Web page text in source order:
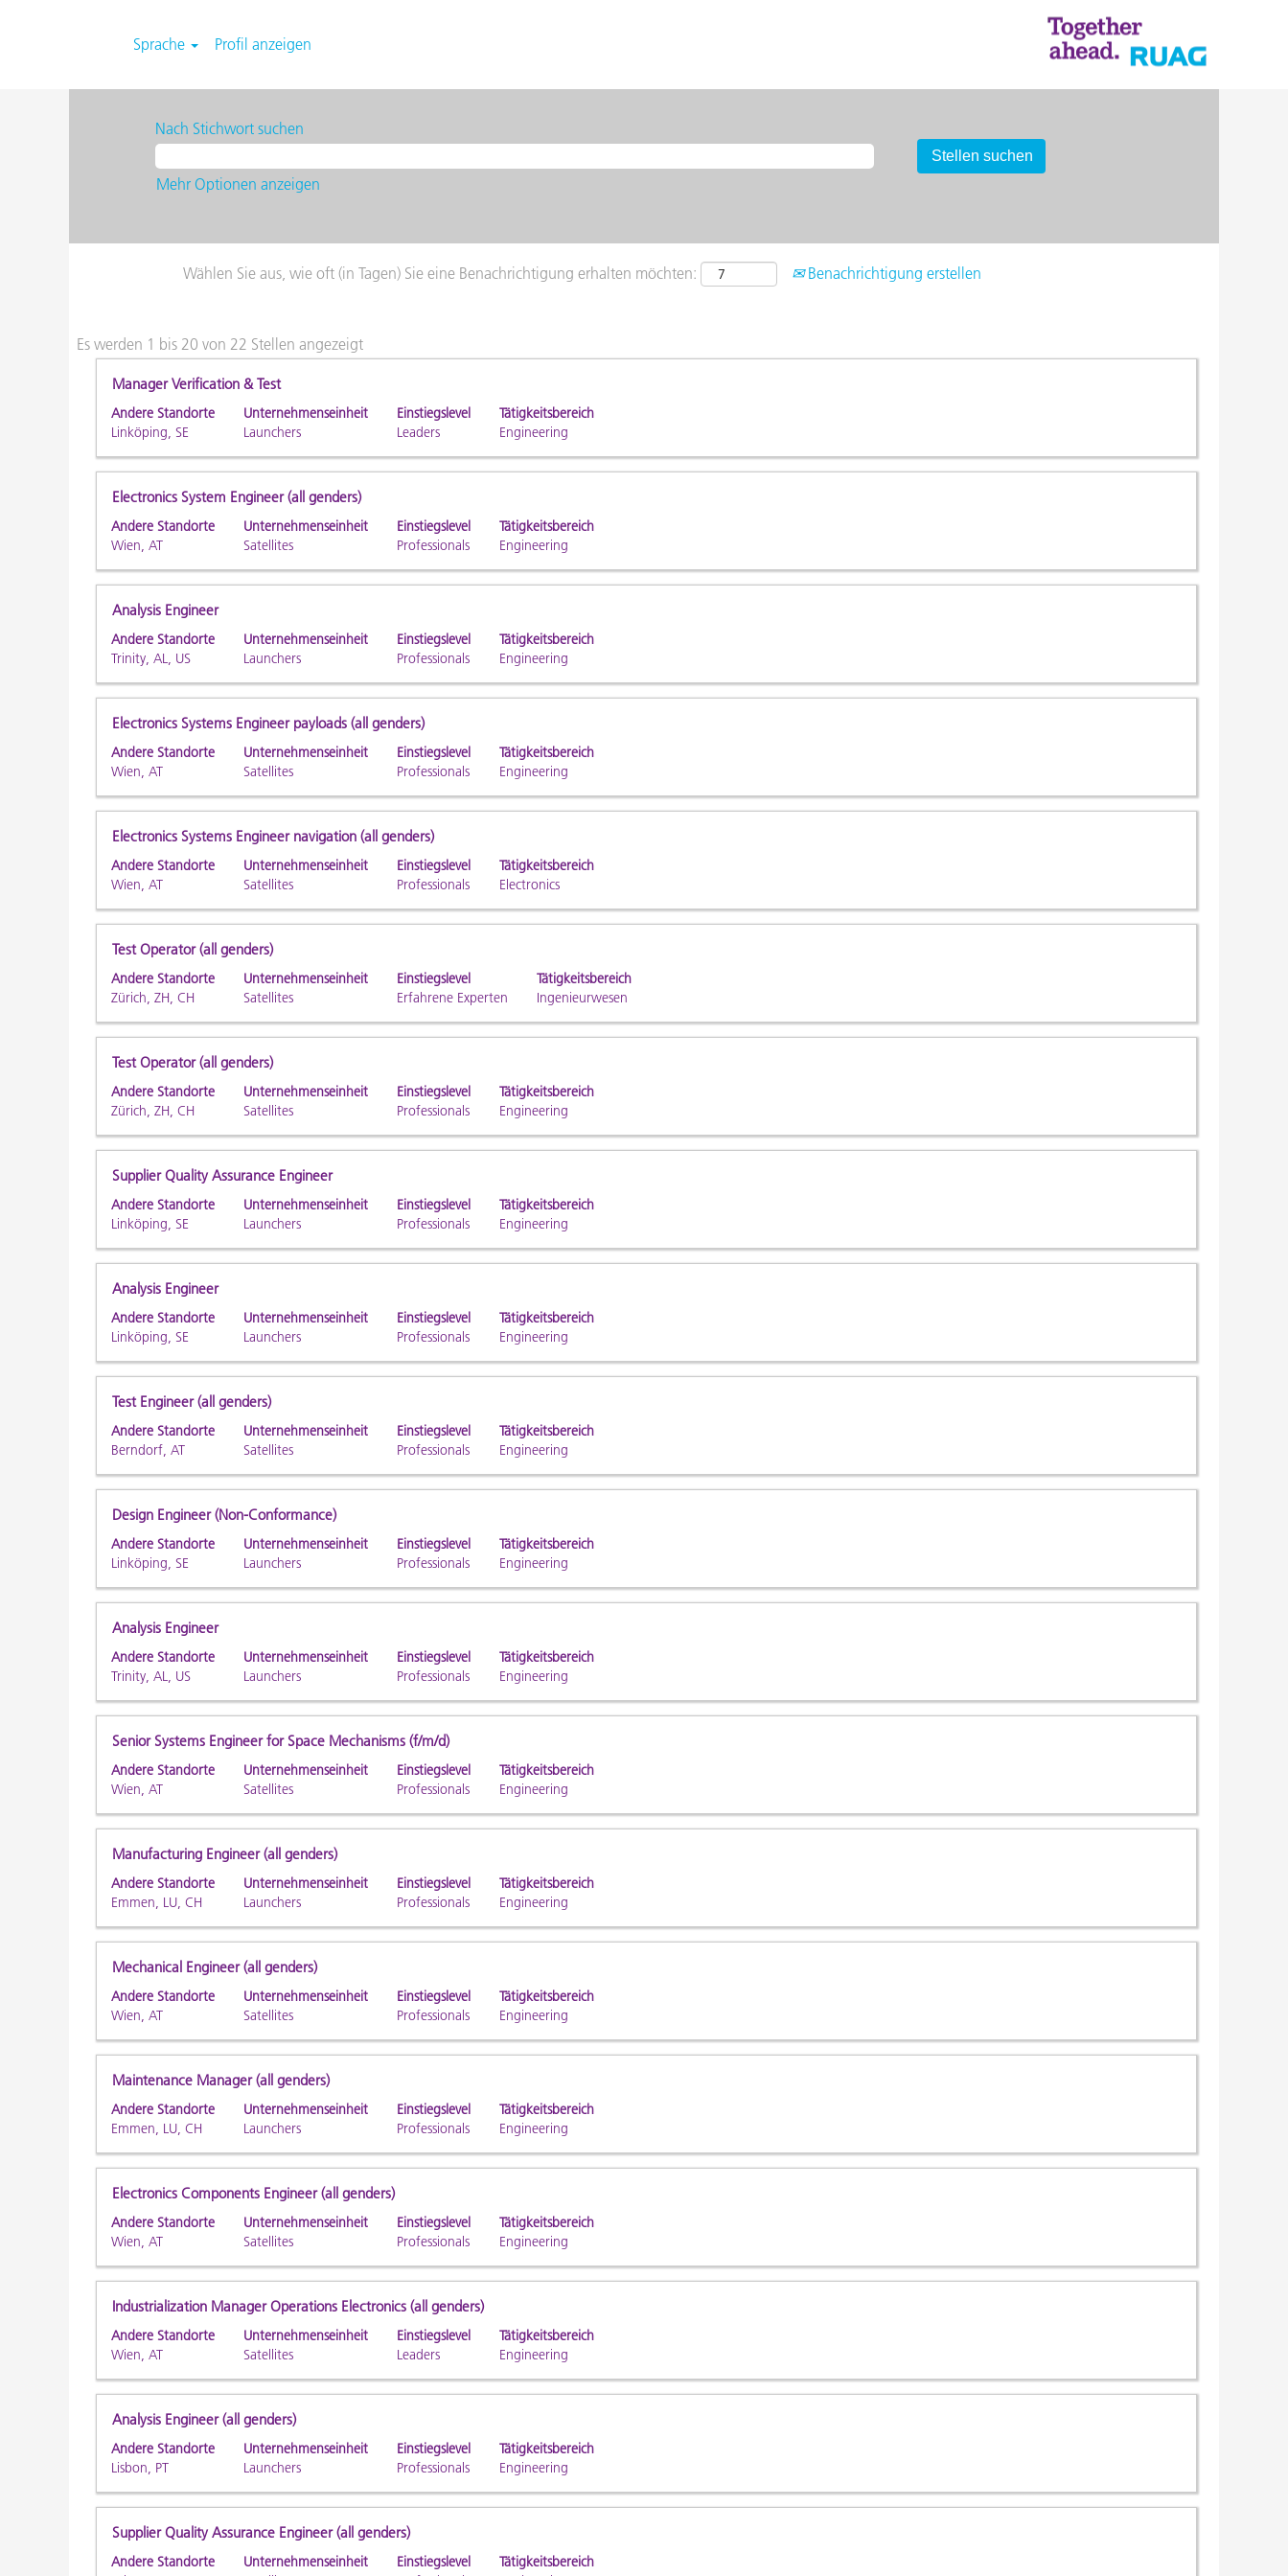
Sprache Profil anzeigen
EngineeringNach Stichwort suchen
Mehr Optionen anzeigen
Wählen Sie aus, wie oft (in Tagen) Sie eine Benachrichtigung erhalten möchten: Benachrichtigung erstellen
Es werden 1 bis 20 von 22 Stellen angezeigtSuchergebnisse
für
Es
werden
bis
22
Stellen
angezeigt
die
Tabulatortaste,
um
durch
die
Stellenliste
Sie
eine
Stelle
um
anzuzeigen.
Stellenbezeichnung
Manager Verification & Test
Andere Standorte
Linköping, SE
Unternehmenseinheit
Launchers
Einstiegslevel
Leaders
Tätigkeitsbereich
Engineering
Drücken
Sie
die
um
die
Stelleninformationen
vollständig
anzuzeigen.
Stellenbezeichnung
Electronics System Engineer (all genders)
Andere Standorte
Wien, AT
Unternehmenseinheit
Satellites
Einstiegslevel
Professionals
Tätigkeitsbereich
Engineering
Drücken
Sie
die
um
die
Stelleninformationen
vollständig
anzuzeigen.
Stellenbezeichnung
Analysis Engineer
Andere Standorte
Trinity, AL, US
Unternehmenseinheit
Launchers
Einstiegslevel
Professionals
Tätigkeitsbereich
Engineering
Drücken
Sie
die
um
die
Stelleninformationen
vollständig
anzuzeigen.
Stellenbezeichnung
Electronics Systems Engineer payloads (all genders)
Andere Standorte
Wien, AT
Unternehmenseinheit
Satellites
Einstiegslevel
Professionals
Tätigkeitsbereich
Engineering
Drücken
Sie
die
um
die
Stelleninformationen
vollständig
anzuzeigen.
Stellenbezeichnung
Electronics Systems Engineer navigation (all genders)
Andere Standorte
Wien, AT
Unternehmenseinheit
Satellites
Einstiegslevel
Professionals
Tätigkeitsbereich
Electronics
Drücken
Sie
die
um
die
Stelleninformationen
vollständig
anzuzeigen.
Stellenbezeichnung
Test Operator (all genders)
Andere Standorte
Zürich, ZH, CH
Unternehmenseinheit
Satellites
Einstiegslevel
Erfahrene Experten
Tätigkeitsbereich
Ingenieurwesen
Drücken
Sie
die
um
die
Stelleninformationen
vollständig
anzuzeigen.
Stellenbezeichnung
Test Operator (all genders)
Andere Standorte
Zürich, ZH, CH
Unternehmenseinheit
Satellites
Einstiegslevel
Professionals
Tätigkeitsbereich
Engineering
Drücken
Sie
die
um
die
Stelleninformationen
vollständig
anzuzeigen.
Stellenbezeichnung
Supplier Quality Assurance Engineer
Andere Standorte
Linköping, SE
Unternehmenseinheit
Launchers
Einstiegslevel
Professionals
Tätigkeitsbereich
Engineering
Drücken
Sie
die
um
die
Stelleninformationen
vollständig
anzuzeigen.
Stellenbezeichnung
Analysis Engineer
Andere Standorte
Linköping, SE
Unternehmenseinheit
Launchers
Einstiegslevel
Professionals
Tätigkeitsbereich
Engineering
Drücken
Sie
die
um
die
Stelleninformationen
vollständig
anzuzeigen.
Stellenbezeichnung
Test Engineer (all genders)
Andere Standorte
Berndorf, AT
Unternehmenseinheit
Satellites
Einstiegslevel
Professionals
Tätigkeitsbereich
Engineering
Drücken
Sie
die
um
die
Stelleninformationen
vollständig
anzuzeigen.
Stellenbezeichnung
Design Engineer (Non-Conformance)
Andere Standorte
Linköping, SE
Unternehmenseinheit
Launchers
Einstiegslevel
Professionals
Tätigkeitsbereich
Engineering
Drücken
Sie
die
um
die
Stelleninformationen
vollständig
anzuzeigen.
Stellenbezeichnung
Analysis Engineer
Andere Standorte
Trinity, AL, US
Unternehmenseinheit
Launchers
Einstiegslevel
Professionals
Tätigkeitsbereich
Engineering
Drücken
Sie
die
um
die
Stelleninformationen
vollständig
anzuzeigen.
Stellenbezeichnung
Senior Systems Engineer for Space Mechanisms (f/m/d)
Andere Standorte
Wien, AT
Unternehmenseinheit
Satellites
Einstiegslevel
Professionals
Tätigkeitsbereich
Engineering
Drücken
Sie
die
um
die
Stelleninformationen
vollständig
anzuzeigen.
Stellenbezeichnung
Manufacturing Engineer (all genders)
Andere Standorte
Emmen, LU, CH
Unternehmenseinheit
Launchers
Einstiegslevel
Professionals
Tätigkeitsbereich
Engineering
Drücken
Sie
die
um
die
Stelleninformationen
vollständig
anzuzeigen.
Stellenbezeichnung
Mechanical Engineer (all genders)
Andere Standorte
Wien, AT
Unternehmenseinheit
Satellites
Einstiegslevel
Professionals
Tätigkeitsbereich
Engineering
Drücken
Sie
die
um
die
Stelleninformationen
vollständig
anzuzeigen.
Stellenbezeichnung
Maintenance Manager (all genders)
Andere Standorte
Emmen, LU, CH
Unternehmenseinheit
Launchers
Einstiegslevel
Professionals
Tätigkeitsbereich
Engineering
Drücken
Sie
die
um
die
Stelleninformationen
vollständig
anzuzeigen.
Stellenbezeichnung
Electronics Components Engineer (all genders)
Andere Standorte
Wien, AT
Unternehmenseinheit
Satellites
Einstiegslevel
Professionals
Tätigkeitsbereich
Engineering
Drücken
Sie
die
um
die
vollständig
anzuzeigen.
Stellenbezeichnung
Industrialization Manager Operations Electronics (all genders)
Andere Standorte
Wien, AT
Unternehmenseinheit
Satellites
Einstiegslevel
Leaders
Tätigkeitsbereich
Engineering
Drücken
Sie
die
um
die
Stelleninformationen
vollständig
anzuzeigen.
Stellenbezeichnung
Analysis Engineer (all genders)
Andere Standorte
Lisbon, PT
Unternehmenseinheit
Launchers
Einstiegslevel
Professionals
Tätigkeitsbereich
Engineering
Drücken
Sie
die
um
die
Stelleninformationen
vollständig
Stellenbezeichnung
Supplier Quality Assurance Engineer (all genders)
Andere Standorte
Unternehmenseinheit
Einstiegslevel
Tätigkeitsbereich
Drücken
Sie